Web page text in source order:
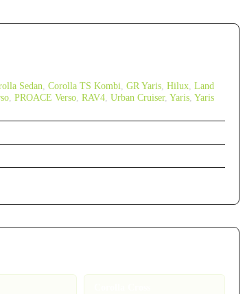
Sedan Corolla TS Kombi GR Yaris Hilux Land
PROACE Verso RAV4 Urban Cruiser, Yaris Yaris